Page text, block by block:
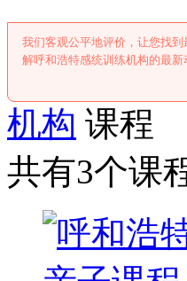
我们客观公平地评价，让您找
解呼和浩特感统训练机构的最
机构 课程
共有3个课